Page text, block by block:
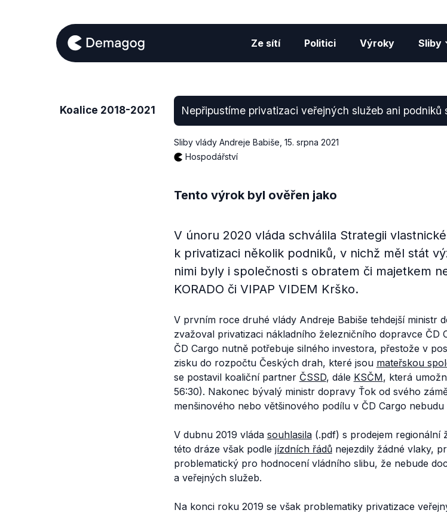
Ze sítí Politici Výroky Sliby
Koalice 2018-2021 Nepřipustíme privatizaci veřejných služeb ani podniků
Sliby vlády Andreje Babiše 15. srpna 2021
Hospodářství
Tento výrok byl ověřen jako
V únoru 2020 vláda schválila Strategii
k privatizaci několik podniků, v nichž měl stát
nimi byly i společnosti s obratem či majetkem
KORADO či VIPAP VIDEM Krško.
V prvním roce druhé vlády Andreje Babiše tehdejší ministr
zvažoval privatizaci nákladního železničního dopravce ČD
ČD Cargo nutně potřebuje silného investora, přestože v
zisku do rozpočtu Českých drah, které jsou mateřskou
se postavil koaliční partner ČSSD, dále KSČM, která
56:30). Nakonec bývalý ministr dopravy Ťok od svého
menšinového nebo většinového podílu v ČD Cargo
V dubnu 2019 vláda souhlasila(.pdf) s prodejem regionální
této dráze však podle jízdních řádůnejezdily žádné vlaky,
problematický pro hodnocení vládního slibu, že nebude
a veřejných služeb.
Na konci roku 2019 se však problematiky privatizace